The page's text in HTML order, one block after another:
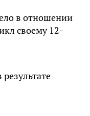
в отношении
своему 12-